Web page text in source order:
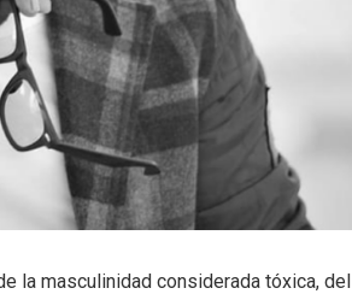
la masculinidad considerada tóxica, del